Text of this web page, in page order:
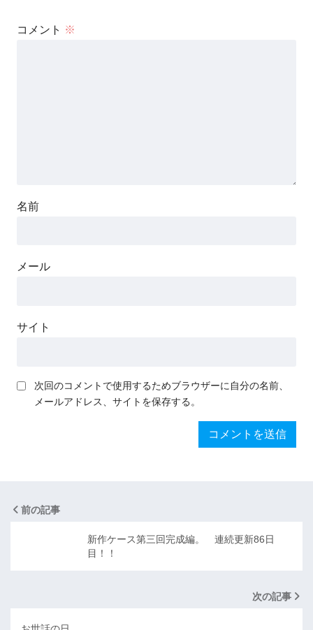
コメント ※
名前
メール
サイト
次回のコメントで使用するためブラウザーに自分の名前、
メールアドレス、サイトを保存する。
前の記事
新作ケース第三回完成編。 連続更新86日
目！！
次の記事